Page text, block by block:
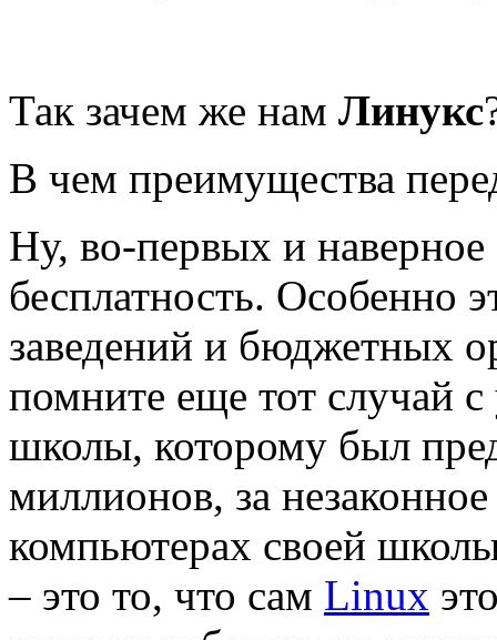
Так зачем же нам Линукс
В чем преимущества
Ну, во-первых и наверное
бесплатность. Особенно
заведений и бюджетных
помните еще тот случай
школы, которому был
миллионов, за
компьютерах своей
– это то, что сам Linux